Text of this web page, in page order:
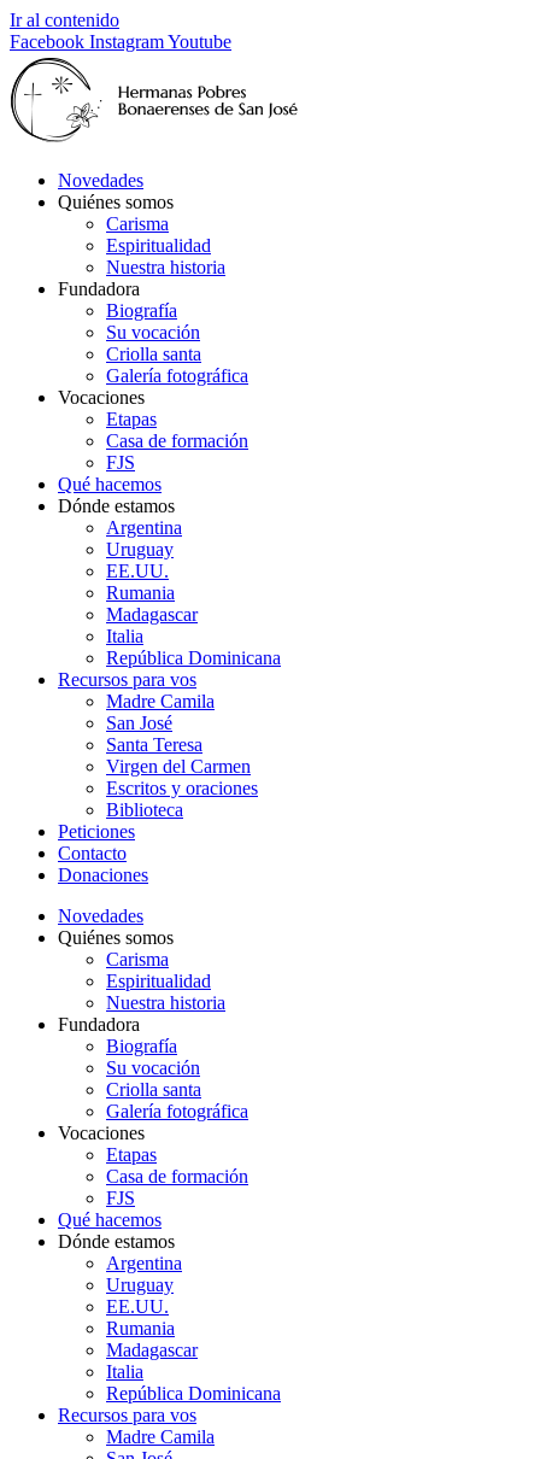
Ir al contenido
Facebook InstagramYoutube
Novedades
Quiénes somos
Carisma
Espiritualidad
Nuestra historia
Fundadora
Biografía
Su vocación
Criolla santa
Galería fotográfica
Vocaciones
Etapas
Casa de formación
FJS
Qué hacemos
Dónde estamos
Argentina
Uruguay
EE.UU.
Rumania
Madagascar
Italia
República Dominicana
Recursos para vos
Madre Camila
San José
Santa Teresa
Virgen del Carmen
Escritos y oraciones
Biblioteca
Peticiones
Contacto
Donaciones
Novedades
Quiénes somos
Carisma
Espiritualidad
Nuestra historia
Fundadora
Biografía
Su vocación
Criolla santa
Galería fotográfica
Vocaciones
Etapas
Casa de formación
FJS
Qué hacemos
Dónde estamos
Argentina
Uruguay
EE.UU.
Rumania
Madagascar
Italia
República Dominicana
Recursos para vos
Madre Camila